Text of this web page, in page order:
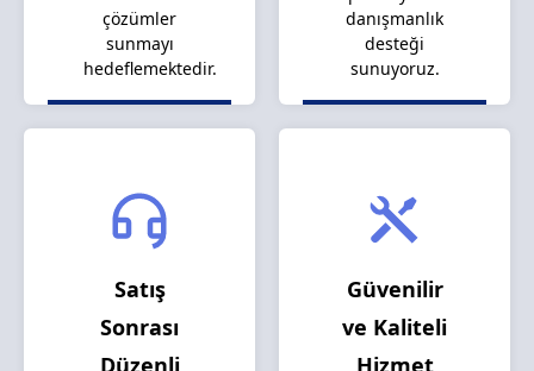
çözümler
sunmayı
hedeflemektedir.
danışmanlık
desteği
sunuyoruz.
Satış
Sonrası
Güvenilir
ve Kaliteli